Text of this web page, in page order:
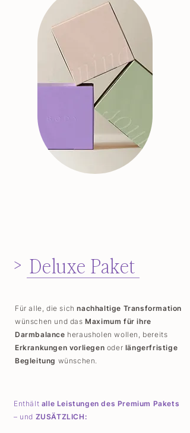
> Deluxe Paket
Für alle, die sichnachhaltige Transformation
wünschen und dasMaximum für ihre
Darmbalance herausholen wollen, bereits
Erkrankungen vorliegen oder längerfristige
Begleitung wünschen.
Enthält alle Leistungen des Premium Pakets
– und ZUSÄTZLICH: